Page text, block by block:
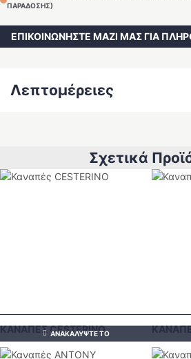
ΠΑΡΆΔΟΣΗΣ)
ΕΠΙΚΟΙΝΩΝΗΣΤΕ ΜΑΖΙ ΜΑΣ ΓΙΑ
Λεπτομέρειες
Σχετικά
ΚΑΝΑΠΈΣ CESTERINO
ΑΝΑΚΑΛΎΨΤΕ ΤΟ